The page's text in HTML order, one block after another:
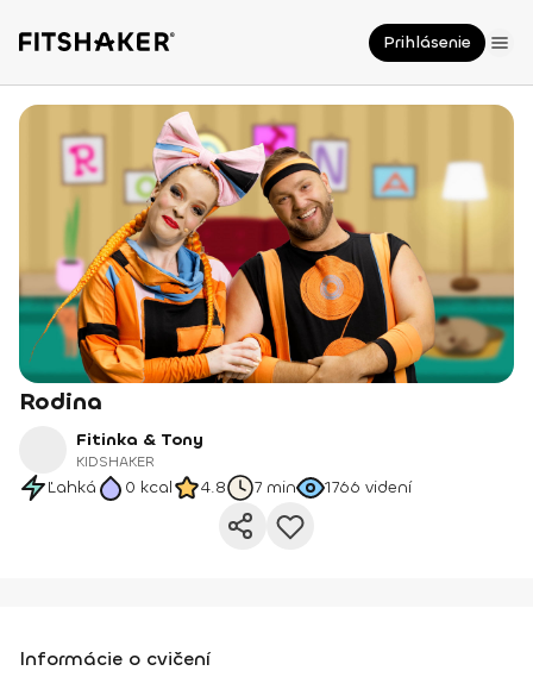
Prihlásenie
Rodina
Fitinka & Tony
KIDSHAKER
Ľahká 0 kcal 4.8 7 min 1766 videní
Informácie o cvičení